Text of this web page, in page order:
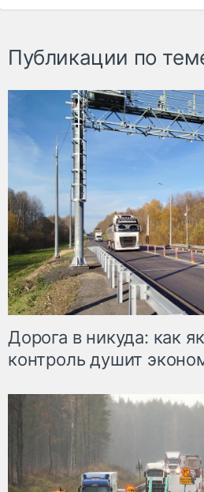
Публикации по
Дорога в никуда: как
контроль душит